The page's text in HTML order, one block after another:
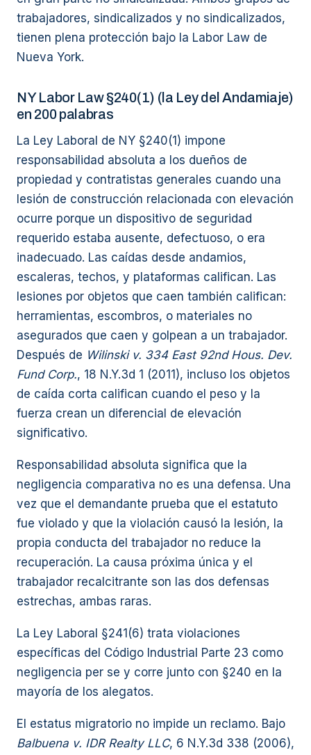
trabajadores, sindicalizados y no sindicalizados,
tienen plena protección bajo la Labor Law de
Nueva York.
NY Labor Law §240(1) (la Ley del Andamiaje)
en 200 palabras
La Ley Laboral de NY §240(1) impone
responsabilidad absoluta a los dueños de
propiedad y contratistas generales cuando una
lesión de construcción relacionada con elevación
ocurre porque un dispositivo de seguridad
requerido estaba ausente, defectuoso, o era
inadecuado. Las caídas desde andamios,
escaleras, techos, y plataformas califican. Las
lesiones por objetos que caen también califican:
herramientas, escombros, o materiales no
asegurados que caen y golpean a un trabajador.
Después de Wilinski v. 334 East 92nd Hous. Dev.
Fund Corp., 18 N.Y.3d 1 (2011), incluso los objetos
de caída corta califican cuando el peso y la
fuerza crean un diferencial de elevación
significativo.
Responsabilidad absoluta significa que la
negligencia comparativa no es una defensa. Una
vez que el demandante prueba que el estatuto
fue violado y que la violación causó la lesión, la
propia conducta del trabajador no reduce la
recuperación. La causa próxima única y el
trabajador recalcitrante son las dos defensas
estrechas, ambas raras.
La Ley Laboral §241(6) trata violaciones
específicas del Código Industrial Parte 23 como
negligencia per se y corre junto con §240 en la
mayoría de los alegatos.
El estatus migratorio no impide un reclamo. Bajo
Balbuena v. IDR Realty LLC, 6 N.Y.3d 338 (2006),